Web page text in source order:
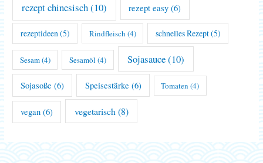
rezept chinesisch(10) rezept easy (6)
rezeptideen (5) Rindfleisch (4) schnelles Rezept(5)
Sesam(4) Sesamöl (4) Sojasauce(10)
Sojasoße (6) Speisestärke (6) Tomaten (4)
vegan (6) vegetarisch (8)